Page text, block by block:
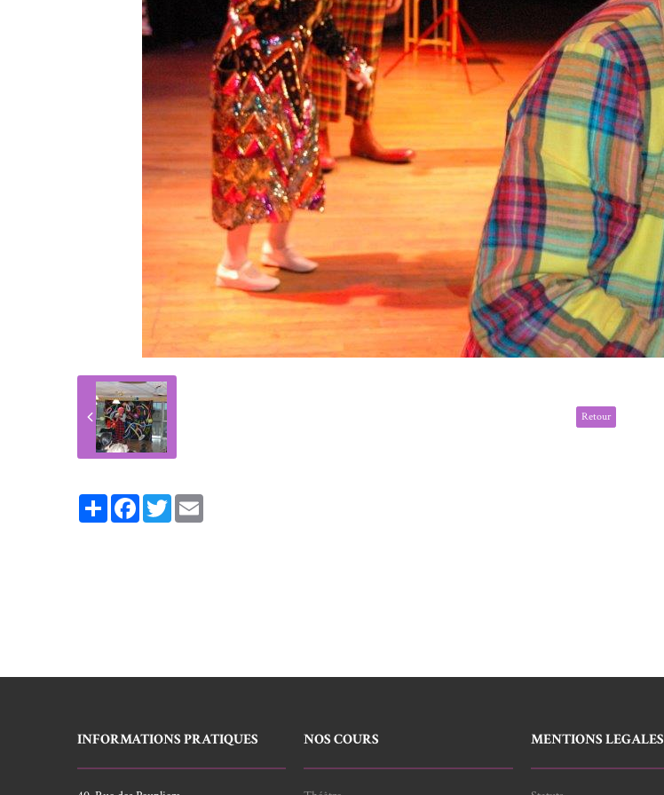
Retour
PartagerFacebookTwitter
INFORMATIONS PRATIQUES NOS COURS MENTIONS LEGALES